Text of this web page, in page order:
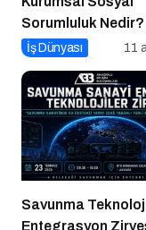
Sorumluluk Nedir?
Önemlidir?
Yapılır?
İş Dünyası 11
Savunma
Entegrasyon